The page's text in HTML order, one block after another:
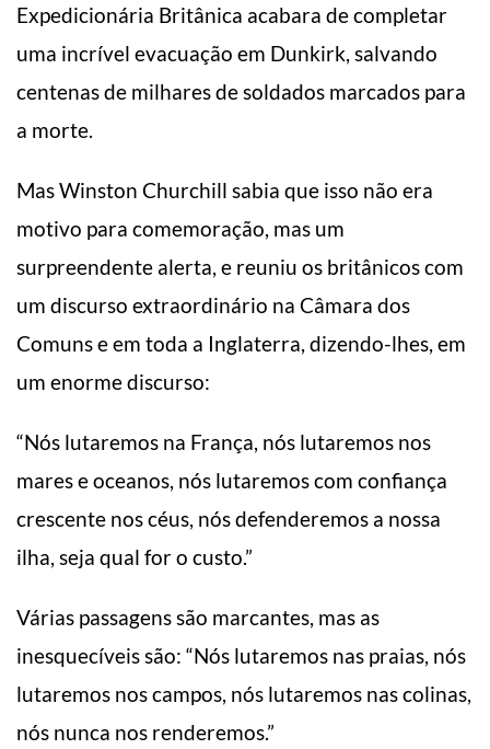
Expedicionária Britânica acabara de completar
uma incrível evacuação em Dunkirk, salvando
centenas de milhares de soldados marcados para
a morte.
Mas Winston Churchill sabia que isso não era
motivo para comemoração, mas um
surpreendente alerta, e reuniu os britânicos com
um discurso extraordinário na Câmara dos
Comuns e em toda a Inglaterra, dizendo-lhes, em
um enorme discurso:
“Nós lutaremos na França, nós lutaremos nos
mares e oceanos, nós lutaremos com confiança
crescente nos céus, nós defenderemos a nossa
ilha, seja qual for o custo.”
Várias passagens são marcantes, mas as
inesquecíveis são: “Nós lutaremos nas praias, nós
lutaremos nos campos, nós lutaremos nas colinas,
nós nunca nos renderemos.”